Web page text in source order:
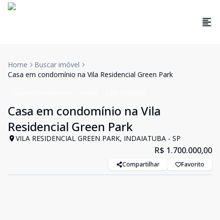
Home
Buscar imóvel
Casa em condomínio na Vila Residencial Green Park
Casa em condomínio na Vila
Residencial Green Park
VILA RESIDENCIAL GREEN PARK, INDAIATUBA - SP
R$ 1.700.000,00
Compartilhar Favorito